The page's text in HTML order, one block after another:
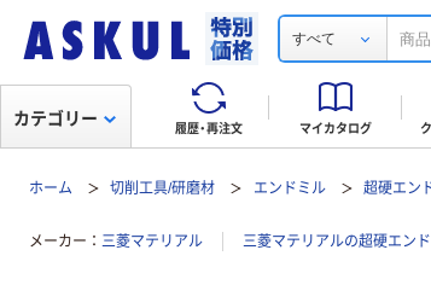
すべて
履歴・再注文 マイカタログ
カテゴリー
ホーム 切削工具/研磨材 エンドミル 超硬エン
メーカー 三菱マテリアル 三菱マテリアルの超硬エン